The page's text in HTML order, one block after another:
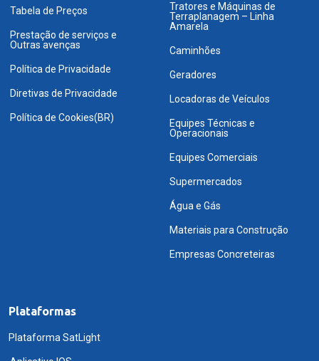
Tabela de Preços
Prestação de serviços e
Outras avenças
Política de Privacidade
Diretivas de Privacidade
Política de Cookies(BR)
Tratores e Máquinas de
Terraplanagem – Linha
Amarela
Caminhões
Geradores
Locadoras de Veículos
Equipes Técnicas e
Operacionais
Equipes Comerciais
Supermercados
Água e Gás
Materiais para Construção
Empresas Concreteiras
Plataformas
Plataforma SatLight